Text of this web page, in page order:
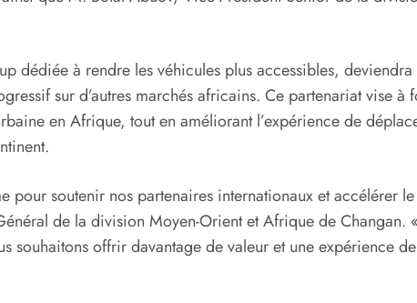
dédiée à rendre les véhicules plus accessibles,
sur d’autres marchés africains. Ce partenariat vise à
en Afrique, tout en améliorant l’expérience de
soutenir nos partenaires internationaux et accélérer
de la division Moyen-Orient et Afrique de Changan.
souhaitons offrir davantage de valeur et une expérience